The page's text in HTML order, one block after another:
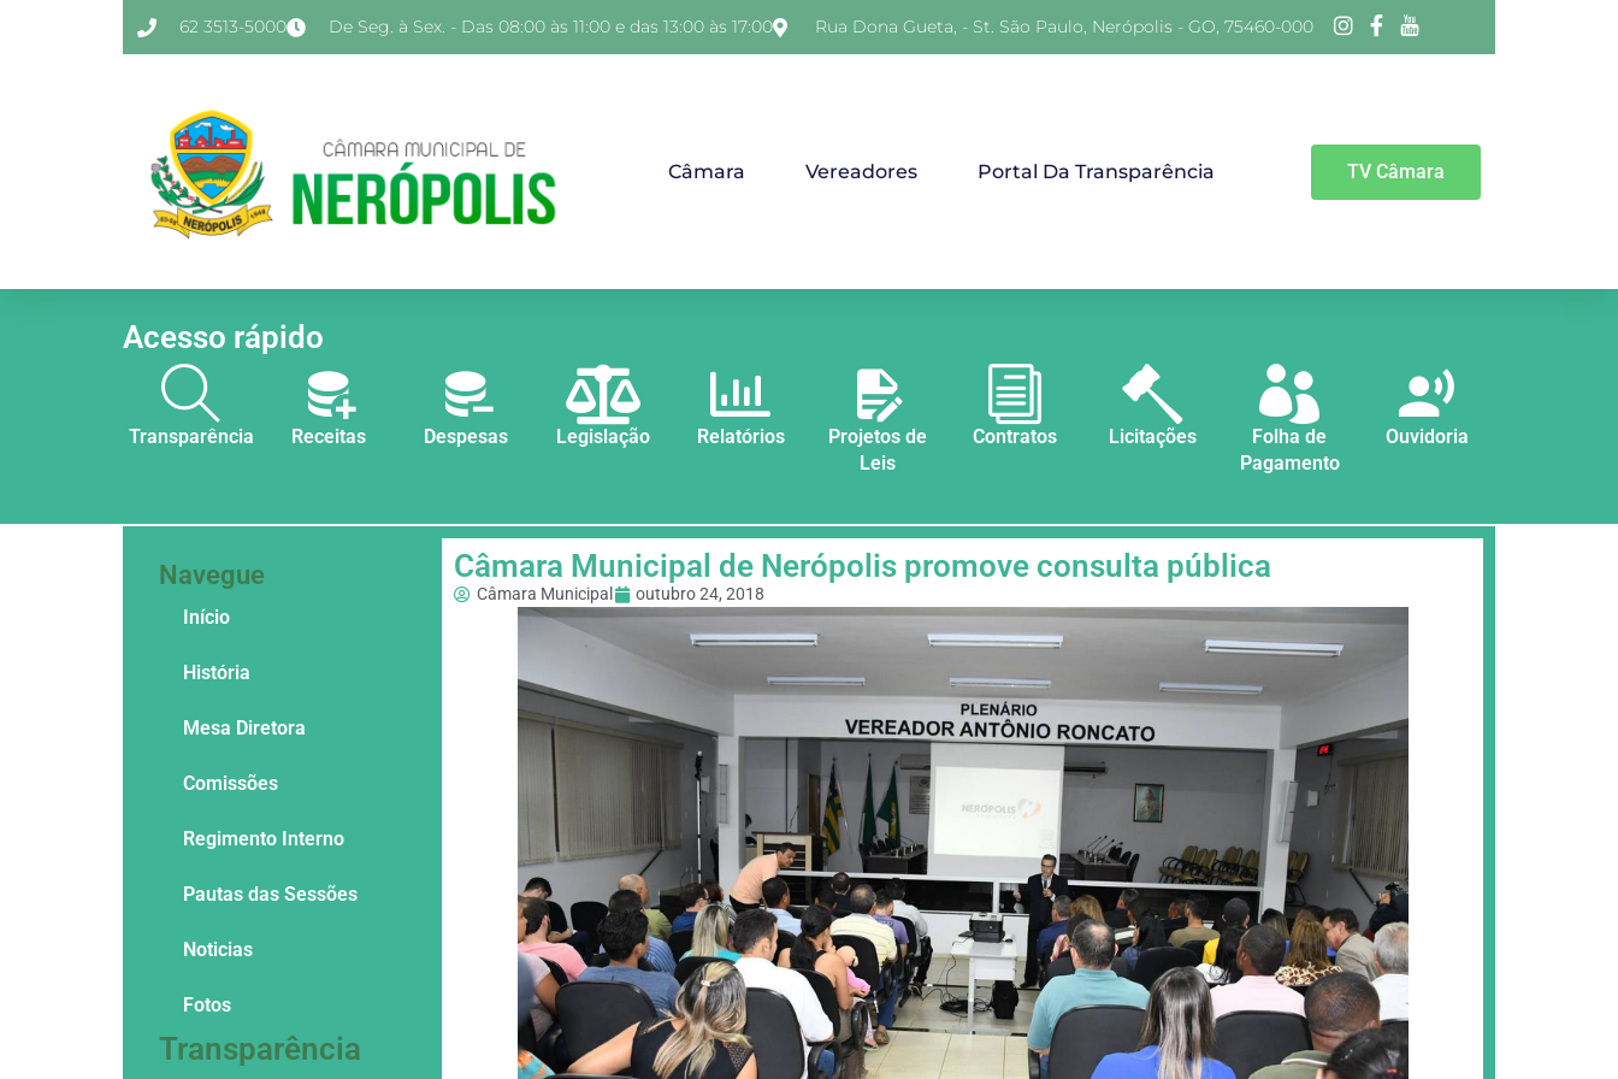
62 3513-5000 De Seg. à Sex. - Das 08:00 às 11:00 e das 13:00 às 17:00 Rua Dona Gueta, - St. São Paulo, Nerópolis - GO, 75460-000
Câmara Vereadores Portal Da Transparência TV Câmara
Acesso rápido
Transparência Receitas Despesas Legislação Relatórios
Projetos de
Leis
Contratos Licitações
Folha de
Pagamento
Ouvidoria
Navegue
Início
História
Mesa Diretora
Comissões
Regimento Interno
Pautas das Sessões
Noticias
Fotos
Transparência
Câmara Municipal de Nerópolis promove consulta pública
Câmara Municipal outubro 24, 2018